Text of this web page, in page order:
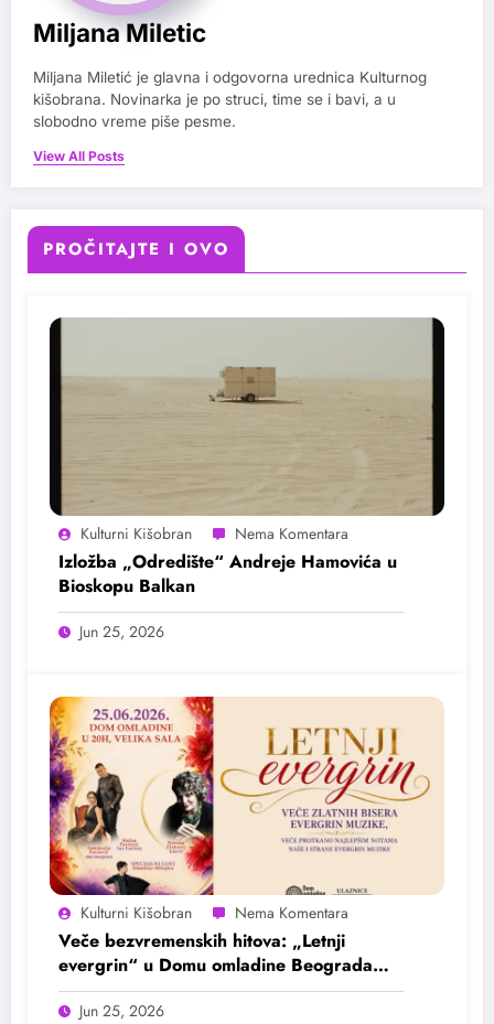
Miljana Miletic
Miljana Miletić je glavna i odgovorna urednica Kulturnog
kišobrana. Novinarka je po struci, time se i bavi, a u
slobodno vreme piše pesme.
View All Posts
PROČITAJTE I OVO
Kulturni Kišobran
Izložba „Odredište“ Andreje Hamovića u
Bioskopu Balkan
Jun 25, 2026
Kulturni Kišobran
Veče bezvremenskih hitova: „Letnji
evergrin“ u Domu omladine Beograda
25. juna
Jun 25, 2026